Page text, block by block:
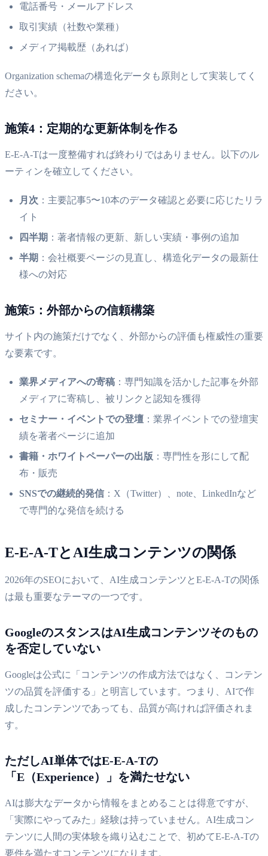
電話番号・メールアドレス
取引実績（社数や業種）
メディア掲載歴（あれば）
Organization schemaの構造化データも原則として実装してく
ださい。
施策4：定期的な更新体制を作る
E-E-A-Tは一度整備すれば終わりではありません。以下のル
ーティンを確立してください。
月次 ：主要記事5〜10本のデータ確認と必要に応じたリラ
イト
四半期 ：著者情報の更新、新しい実績・事例の追加
半期 ：会社概要ページの見直し、構造化データの最新仕
様への対応
施策5：外部からの信頼構築
サイト内の施策だけでなく、外部からの評価も権威性の重要
な要素です。
業界メディアへの寄稿 ：専門知識を活かした記事を外部
メディアに寄稿し、被リンクと認知を獲得
セミナー・イベントでの登壇 ：業界イベントでの登壇実
績を著者ページに追加
書籍・ホワイトペーパーの出版 ：専門性を形にして配
布・販売
SNSでの継続的発信 ：X（Twitter）、note、LinkedInなど
で専門的な発信を続ける
E-E-A-TとAI生成コンテンツの関係
2026年のSEOにおいて、AI生成コンテンツとE-E-A-Tの関係
は最も重要なテーマの一つです。
GoogleのスタンスはAI生成コンテンツそのもの
を否定していない
Googleは公式に「コンテンツの作成方法ではなく、コンテン
ツの品質を評価する」と明言しています。つまり、AIで作
成したコンテンツであっても、品質が高ければ評価されま
す。
ただしAI単体ではE-E-A-Tの
「E（Experience）」を満たせない
AIは膨大なデータから情報をまとめることは得意ですが、
「実際にやってみた」経験は持っていません。AI生成コン
テンツに人間の実体験を織り込むことで、初めてE-E-A-Tの
要件を満たすコンテンツになります。